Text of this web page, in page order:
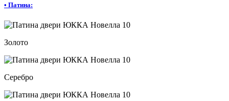
• Патина:
Золото
Серебро